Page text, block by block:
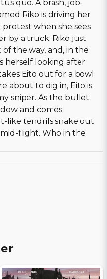
quo. A brash, job-
Riko is driving her
when she sees
by a truck. Riko just
the way, and, in the
herself looking after
Eito out for a bowl
about to dig in, Eito is
sniper. As the bullet
and comes
like tendrils snake out
flight. Who in the